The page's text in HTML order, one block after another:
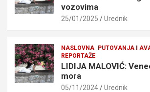
vozovima
25/01/2025 Urednik
NASLOVNA
PUTOVANJA I
REPORTAŽE
LIDIJA MALOVIĆ:
mora
05/11/2024 Urednik